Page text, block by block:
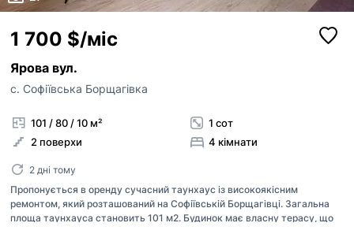
1 700 $/міс
Ярова вул.
с. Софіївська Борщагівка
101 / 80 / 10 м²
2 поверхи
1 сот
4 кімнати
2 дні тому
Пропонується в оренду сучасний таунхаус із високоякісним
ремонтом, який розташований на Софіївській Борщагівці. Загальна
площа таунхауса становить 101 м2. Будинок має власну терасу, що